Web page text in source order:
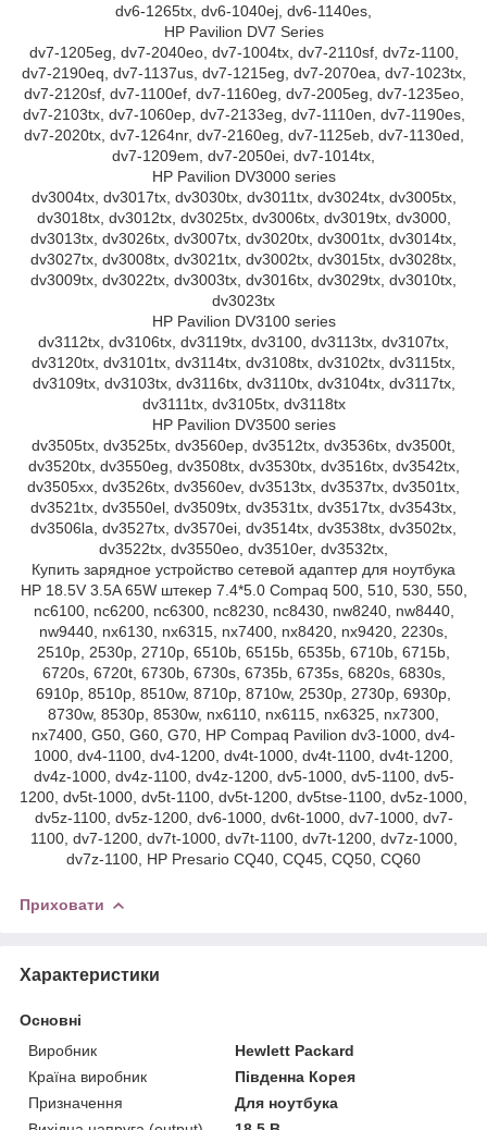
dv6-1265tx, dv6-1040ej, dv6-1140es,
HP Pavilion DV7 Series
dv7-1205eg, dv7-2040eo, dv7-1004tx, dv7-2110sf, dv7z-1100,
dv7-2190eq, dv7-1137us, dv7-1215eg, dv7-2070ea, dv7-1023tx,
dv7-2120sf, dv7-1100ef, dv7-1160eg, dv7-2005eg, dv7-1235eo,
dv7-2103tx, dv7-1060ep, dv7-2133eg, dv7-1110en, dv7-1190es,
dv7-2020tx, dv7-1264nr, dv7-2160eg, dv7-1125eb, dv7-1130ed,
dv7-1209em, dv7-2050ei, dv7-1014tx,
HP Pavilion DV3000 series
dv3004tx, dv3017tx, dv3030tx, dv3011tx, dv3024tx, dv3005tx,
dv3018tx, dv3012tx, dv3025tx, dv3006tx, dv3019tx, dv3000,
dv3013tx, dv3026tx, dv3007tx, dv3020tx, dv3001tx, dv3014tx,
dv3027tx, dv3008tx, dv3021tx, dv3002tx, dv3015tx, dv3028tx,
dv3009tx, dv3022tx, dv3003tx, dv3016tx, dv3029tx, dv3010tx,
dv3023tx
HP Pavilion DV3100 series
dv3112tx, dv3106tx, dv3119tx, dv3100, dv3113tx, dv3107tx,
dv3120tx, dv3101tx, dv3114tx, dv3108tx, dv3102tx, dv3115tx,
dv3109tx, dv3103tx, dv3116tx, dv3110tx, dv3104tx, dv3117tx,
dv3111tx, dv3105tx, dv3118tx
HP Pavilion DV3500 series
dv3505tx, dv3525tx, dv3560ep, dv3512tx, dv3536tx, dv3500t,
dv3520tx, dv3550eg, dv3508tx, dv3530tx, dv3516tx, dv3542tx,
dv3505xx, dv3526tx, dv3560ev, dv3513tx, dv3537tx, dv3501tx,
dv3521tx, dv3550el, dv3509tx, dv3531tx, dv3517tx, dv3543tx,
dv3506la, dv3527tx, dv3570ei, dv3514tx, dv3538tx, dv3502tx,
dv3522tx, dv3550eo, dv3510er, dv3532tx,
Купить зарядное устройство сетевой адаптер для ноутбука
HP 18.5V 3.5A 65W штекер 7.4*5.0 Compaq 500, 510, 530, 550,
nc6100, nc6200, nc6300, nc8230, nc8430, nw8240, nw8440,
nw9440, nx6130, nx6315, nx7400, nx8420, nx9420, 2230s,
2510p, 2530p, 2710p, 6510b, 6515b, 6535b, 6710b, 6715b,
6720s, 6720t, 6730b, 6730s, 6735b, 6735s, 6820s, 6830s,
6910p, 8510p, 8510w, 8710p, 8710w, 2530p, 2730p, 6930p,
8730w, 8530p, 8530w, nx6110, nx6115, nx6325, nx7300,
nx7400, G50, G60, G70, HP Compaq Pavilion dv3-1000, dv4-
1000, dv4-1100, dv4-1200, dv4t-1000, dv4t-1100, dv4t-1200,
dv4z-1000, dv4z-1100, dv4z-1200, dv5-1000, dv5-1100, dv5-
1200, dv5t-1000, dv5t-1100, dv5t-1200, dv5tse-1100, dv5z-1000,
dv5z-1100, dv5z-1200, dv6-1000, dv6t-1000, dv7-1000, dv7-
1100, dv7-1200, dv7t-1000, dv7t-1100, dv7t-1200, dv7z-1000,
dv7z-1100, HP Presario CQ40, CQ45, CQ50, CQ60
Приховати
Характеристики
Основні
Виробник
Hewlett Packard
Країна виробник
Південна Корея
Призначення
Для ноутбука